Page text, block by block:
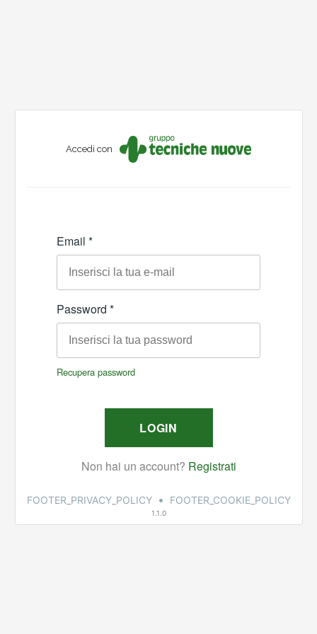
Accedi con
FOOTER_PRIVACY_POLICY • FOOTER_COOKIE_POLICY
1.1.0